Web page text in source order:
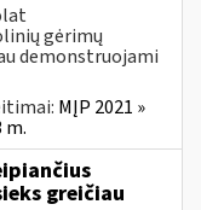
gėrimų
demonstruojami
MĮP 2021 »
m.
greičiau